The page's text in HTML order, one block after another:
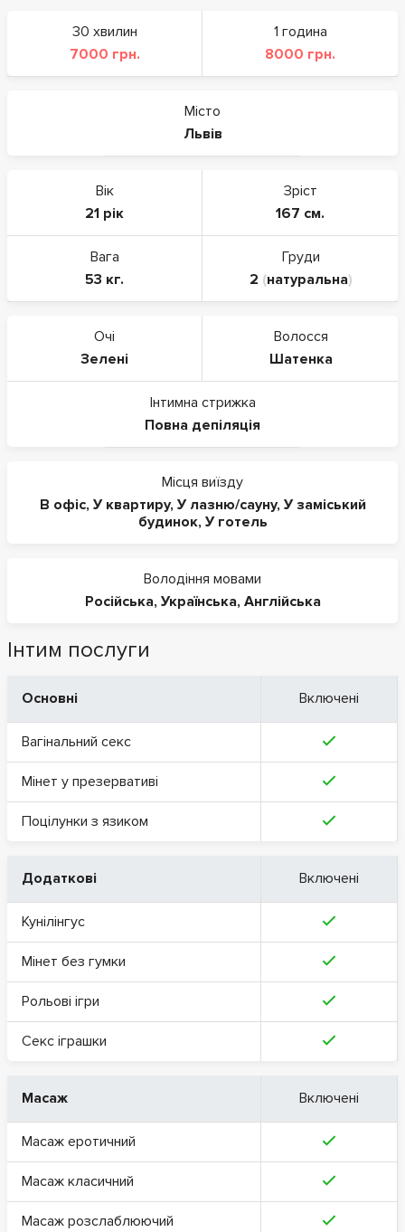
30 хвилин
7000 грн.
1 година
8000 грн.
Місто
Львів
Вік
21 рік
Зріст
167 см.
Вага
53 кг.
Груди
2 (натуральна)
Очі
Зелені
Волосся
Шатенка
Інтимна стрижка
Повна депіляція
Місця виїзду
В офіс, У квартиру, У лазню/сауну, У заміський
будинок, У готель
Володіння мовами
Російська, Українська, Англійська
Інтим послуги
Основні Включені
Вагінальний секс
Мінет у презервативі
Поцілунки з язиком
Додаткові Включені
Кунілінгус
Мінет без гумки
Рольові ігри
Секс іграшки
Масаж Включені
Масаж еротичний
Масаж класичний
Масаж розслаблюючий